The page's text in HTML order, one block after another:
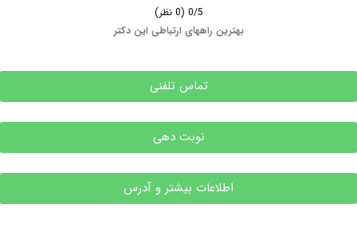
بهترین راههای ارتباطی این دکتر
تماس تلفنی
نوبت دهی
اطلاعات بیشتر و آدرس